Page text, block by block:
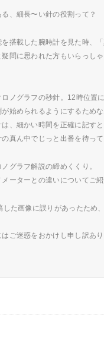
、細長〜い針の役割って？
搭載した腕時計を見た時、
問に思われた方もいらっし
ノグラフの秒針。12時位置
始められるようにするためな
、細かい時間を正確に記す
真ん中でじっと出番を待って
グラフ解説の締めくくり。
ーターとの違いについてご紹
た画像に誤りがあったため
ご迷惑をおかけし申し訳あり